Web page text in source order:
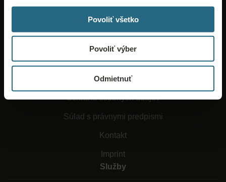
Povoliť všetko
Povoliť výber
Odmietnuť
O Ensane
Všeobecné obchodné podmienky
Práca a kariéra
Ochrana osobných údajov
Súlad s právnymi predpismi
Kontakt
Imprint
Služby